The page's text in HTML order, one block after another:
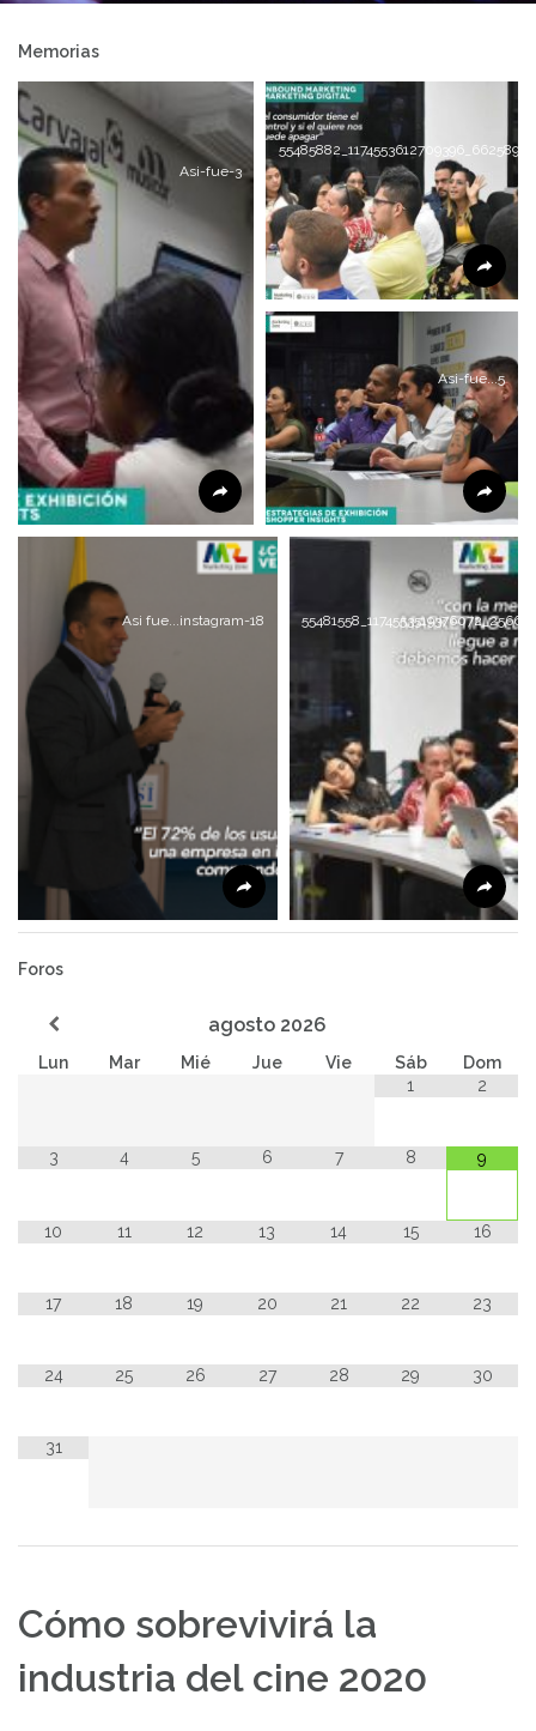
Memorias
Asi-fue-3
Asi-fue...5
Asi fue...instagram-18
Foros
agosto 2026
Lun Mar Mié Jue Vie Sáb
Dom
1
2
3 4 5 6 7 8 9
10 11 12 13 14 15 16
17 18 19 20 21 22 23
24 25 26 27 28 29 30
31
Cómo sobrevivirá la
industria del cine 2020